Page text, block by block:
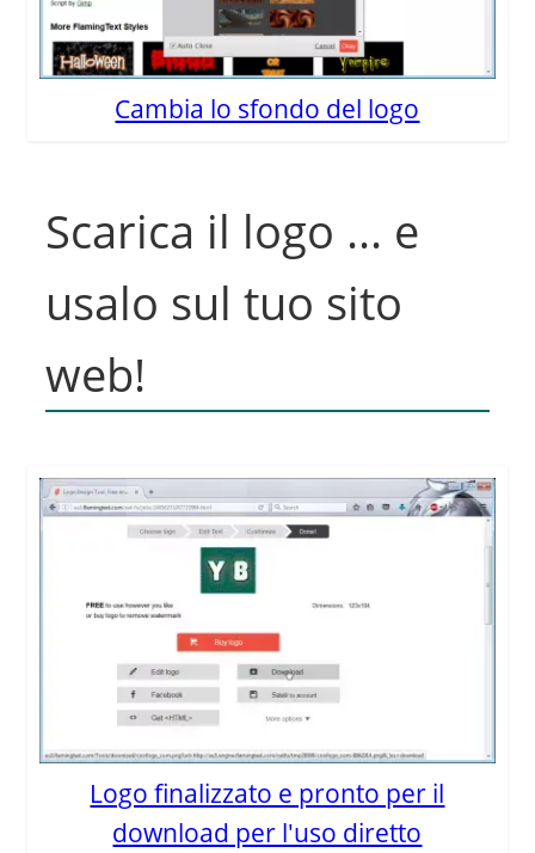
Cambia lo sfondo del logo
Scarica il logo ... e
usalo sul tuo sito
web!
Logo finalizzato e pronto per il
download per l'uso diretto